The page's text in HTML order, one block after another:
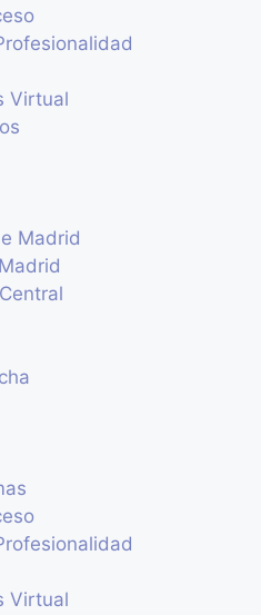
Virtual
Madrid
Virtual